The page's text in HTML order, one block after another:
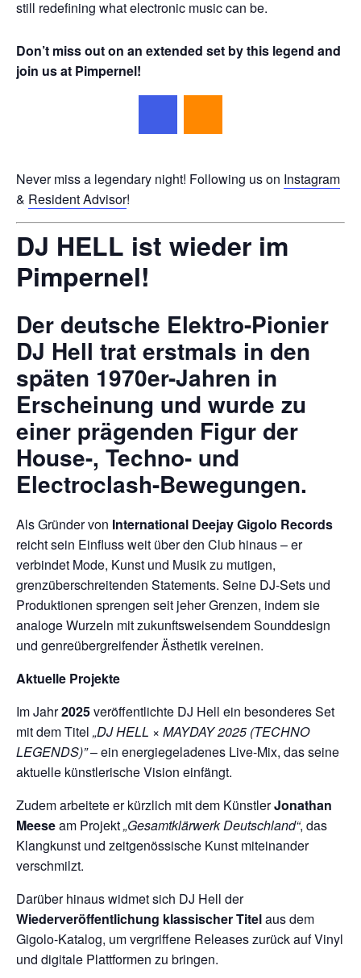
still redefining what electronic music can be.
Don’t miss out on an extended set by this legend and
join us at Pimpernel!
Never miss a legendary night! Following us on Instagram
& Resident Advisor!
DJ HELL ist wieder im
Pimpernel!
Der deutsche Elektro-Pionier
DJ Hell trat erstmals in den
späten 1970er-Jahren in
Erscheinung und wurde zu
einer prägenden Figur der
House-, Techno- und
Electroclash-Bewegungen.
Als Gründer von International Deejay Gigolo Records
reicht sein Einfluss weit über den Club hinaus – er
verbindet Mode, Kunst und Musik zu mutigen,
grenzüberschreitenden Statements. Seine DJ-Sets und
Produktionen sprengen seit jeher Grenzen, indem sie
analoge Wurzeln mit zukunftsweisendem Sounddesign
und genreübergreifender Ästhetik vereinen.
Aktuelle Projekte
Im Jahr2025veröffentlichte DJ Hell ein besonderes Set
mit dem Titel „DJ HELL × MAYDAY 2025 (TECHNO
LEGENDS)”– ein energiegeladenes Live-Mix, das seine
aktuelle künstlerische Vision einfängt.
Zudem arbeitete er kürzlich mit dem KünstlerJonathan
Meeseam Projekt„Gesamtklärwerk Deutschland“, das
Klangkunst und zeitgenössische Kunst miteinander
verschmilzt.
Darüber hinaus widmet sich DJ Hell der
Wiederveröffentlichung klassischer Titelaus dem
Gigolo-Katalog, um vergriffene Releases zurück auf Vinyl
und digitale Plattformen zu bringen.